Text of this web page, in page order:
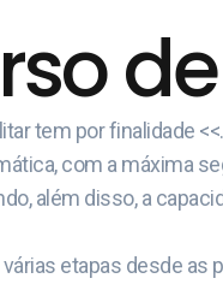
tem por finalidade
com a máxima
além disso, a
etapas desde as